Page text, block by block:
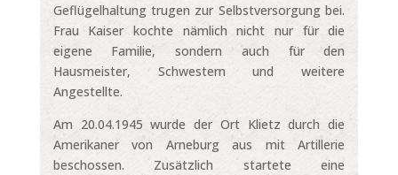
Geflügelhaltung trugen zur Selbstversorgung bei.
Frau Kaiser kochte nämlich nicht nur für die
eigene Familie, sondern auch für den
Hausmeister, Schwestern und weitere
Angestellte.
Am 20.04.1945 wurde der Ort Klietz durch die
Amerikaner von Arneburg aus mit Artillerie
beschossen. Zusätzlich startete eine